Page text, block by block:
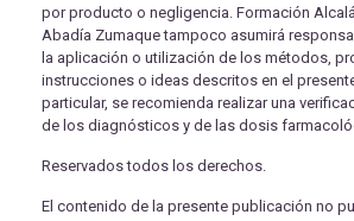
por producto o negligencia. Formación
Abadía Zumaque tampoco asumirá
la aplicación o utilización de los métodos,
instrucciones o ideas descritos en el
particular, se recomienda realizar una
de los diagnósticos y de las dosis
Reservados todos los derechos.
El contenido de la presente publicación no